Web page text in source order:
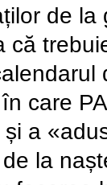
de la
că
care
a
la